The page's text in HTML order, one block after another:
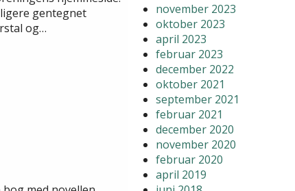
november 2023
oktober 2023
april 2023
februar 2023
december 2022
oktober 2021
september 2021
februar 2021
december 2020
november 2020
februar 2020
april 2019
gentegnet
og…